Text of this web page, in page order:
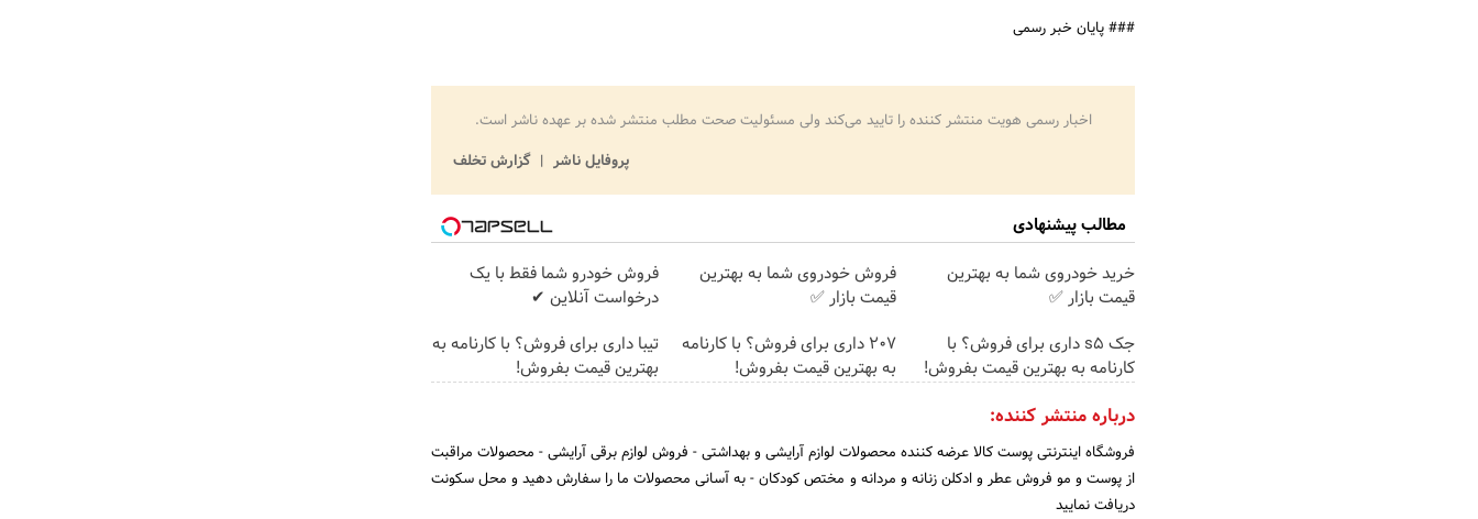
### پایان خبر رسمی
اخبار رسمی هویت منتشر کننده را تایید می‌کند ولی مسئولیت صحت مطلب منتشر شده بر عهده ناشر است.
پروفایل ناشر
گزارش تخلف
مطالب پیشنهادی
خرید خودروی شما به بهترین
قیمت بازار ✅
فروش خودروی شما به بهترین
قیمت بازار ✅
فروش خودرو شما فقط با یک
درخواست آنلاین ✔
جک s5 داری برای فروش؟ با
کارنامه به بهترین قیمت بفروش!
207 داری برای فروش؟ با کارنامه
به بهترین قیمت بفروش!
تیبا داری برای فروش؟ با کارنامه به
بهترین قیمت بفروش!
درباره منتشر کننده:
فروشگاه اینترنتی پوست کالا عرضه کننده محصولات لوازم آرایشی و بهداشتی - فروش لوازم برقی آرایشی - محصولات مراقبت
از پوست و مو فروش عطر و ادکلن زنانه و مردانه و مختص کودکان - به آسانی محصولات ما را سفارش دهید و محل سکونت
دریافت نمایید